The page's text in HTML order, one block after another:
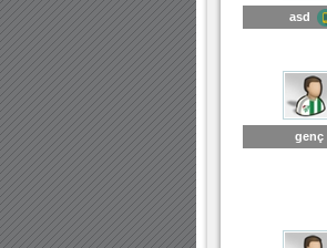
asd
genç